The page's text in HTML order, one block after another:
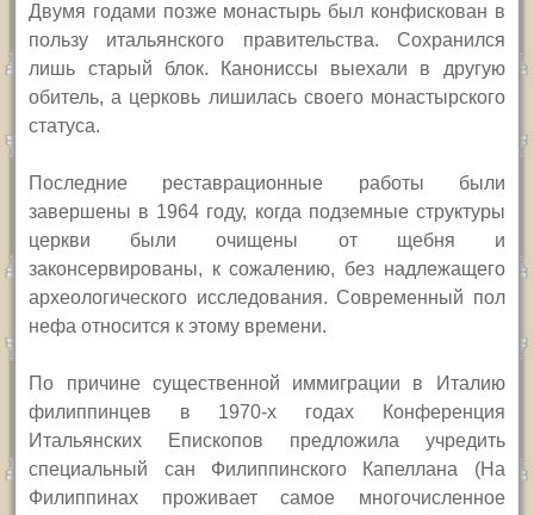
Двумя годами позже монастырь был конфискован в
пользу итальянского правительства. Сохранился
лишь старый блок. Канониссы выехали в другую
обитель, а церковь лишилась своего монастырского
статуса.
Последние реставрационные работы были
завершены в 1964 году, когда подземные структуры
церкви были очищены от щебня и
законсервированы, к сожалению, без надлежащего
археологического исследования. Современный пол
нефа относится к этому времени.
По причине существенной иммиграции в Италию
филиппинцев в 1970-х годах Конференция
Итальянских Епископов предложила учредить
специальный сан Филиппинского Капеллана (На
Филиппинах проживает самое многочисленное